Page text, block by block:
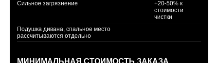
Сильное загрязнение
+20-50% к
стоимости
чистки
Подушка дивана, спальное место
рассчитываются отдельно